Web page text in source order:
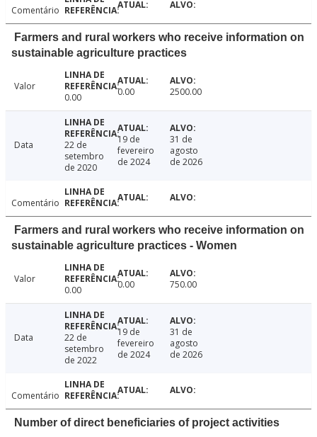
Comentário
Farmers and rural workers who receive information on
sustainable agriculture practices
Valor
0.00
0.00 2500.00
Data
22 de
setembro
de 2020
19 de
fevereiro
de 2024
31 de
agosto
de 2026
Comentário
Farmers and rural workers who receive information on
sustainable agriculture practices - Women
Valor
0.00
0.00 750.00
Data
22 de
setembro
de 2022
19 de
fevereiro
de 2024
31 de
agosto
de 2026
Comentário
Number of direct beneficiaries of project activities